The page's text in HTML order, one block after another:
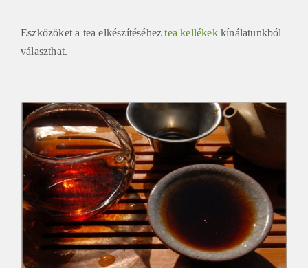
Eszközöket a tea elkészítéséhez tea kellékek kínálatunkból
választhat.